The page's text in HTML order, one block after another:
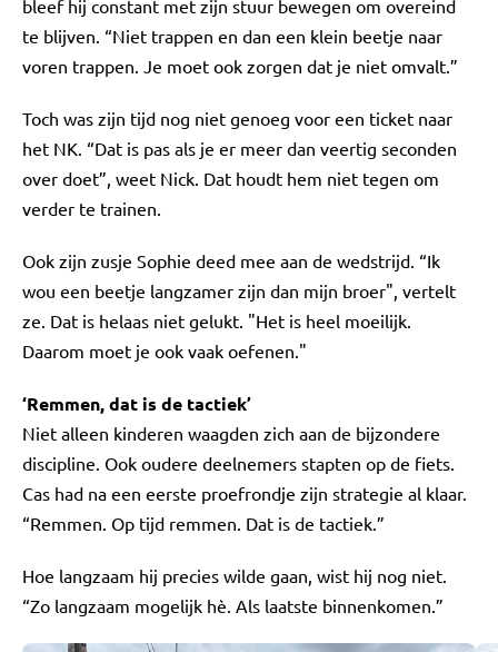
bleef hij constant met zijn stuur bewegen om overeind
te blijven. “Niet trappen en dan een klein beetje naar
voren trappen. Je moet ook zorgen dat je niet omvalt.”
Toch was zijn tijd nog niet genoeg voor een ticket naar
het NK. “Dat is pas als je er meer dan veertig seconden
over doet”, weet Nick. Dat houdt hem niet tegen om
verder te trainen.
Ook zijn zusje Sophie deed mee aan de wedstrijd. “Ik
wou een beetje langzamer zijn dan mijn broer", vertelt
ze. Dat is helaas niet gelukt. "Het is heel moeilijk.
Daarom moet je ook vaak oefenen."
‘Remmen, dat is de tactiek’
Niet alleen kinderen waagden zich aan de bijzondere
discipline. Ook oudere deelnemers stapten op de fiets.
Cas had na een eerste proefrondje zijn strategie al klaar.
“Remmen. Op tijd remmen. Dat is de tactiek.”
Hoe langzaam hij precies wilde gaan, wist hij nog niet.
“Zo langzaam mogelijk hè. Als laatste binnenkomen.”